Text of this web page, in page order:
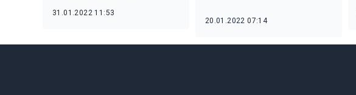
31.01.2022 11:53
20.01.2022 07:14